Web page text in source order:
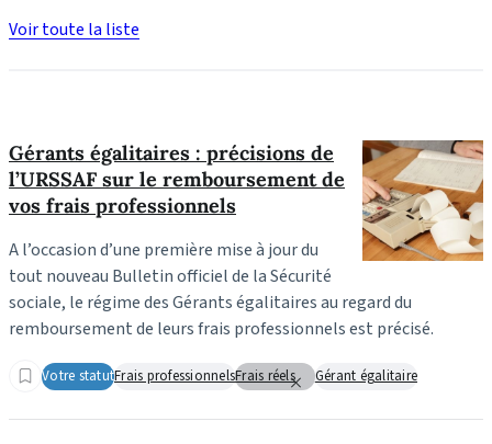
Gérants égalitaires : précisions de
l’URSSAF sur le remboursement de
vos frais professionnels
A l’occasion d’une première mise à jour du
tout nouveau Bulletin officiel de la Sécurité
sociale, le régime des Gérants égalitaires au regard du
remboursement de leurs frais professionnels est précisé.
Votre statutFrais professionnelsFrais réels Gérant égalitaire
Voir toute la liste